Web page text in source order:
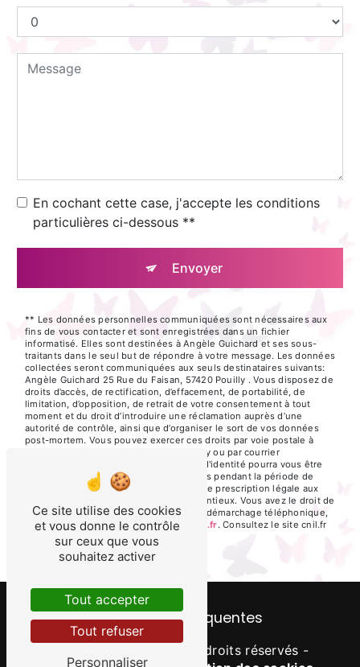
En cochant cette case, j'accepte les conditions
particulières ci-dessous **
Envoyer
** Les données personnelles communiquées sont nécessaires aux
fins de vous contacter et sont enregistrées dans un fichier
informatisé. Elles sont destinées à Angèle Guichard et ses sous-
traitants dans le seul but de répondre à votre message. Les données
collectées seront communiquées aux seuls destinataires suivants:
Angèle Guichard 25 Rue du Faisan, 57420 Pouilly . Vous disposez de
droits d’accès, de rectification, d’effacement, de portabilité, de
limitation, d’opposition, de retrait de votre consentement à tout
moment et du droit d’introduire une réclamation auprès d’une
autorité de contrôle, ainsi que d’organiser le sort de vos données
post-mortem. Vous pouvez exercer ces droits par voie postale à
l'adresse 25 Rue du Faisan, 57420 Pouilly ou par courrier
électronique à l'adresse . Un justificatif d'identité pourra vous être
demandé. Nous conservons vos données pendant la période de
prise de contact puis pendant la durée de prescription légale aux
fins probatoires et de gestion des contentieux. Vous avez le droit de
vous inscrire sur la liste d'opposition au démarchage téléphonique,
disponible à cette adresse:Bloctel.gouv.fr. Consultez le site cnil.fr
pour plus d’informations sur vos droits.
Recherches fréquentes
- 2026 - Tous droits réservés -
Ce site utilise des cookies
et vous donne le contrôle
sur ceux que vous
souhaitez activer
Tout accepter
Tout refuser
Personnaliser